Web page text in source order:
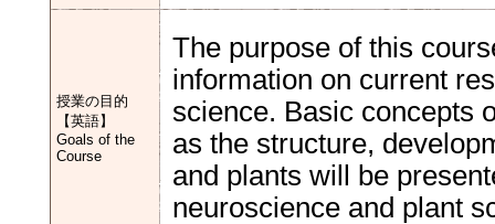
授業の目的
【英語】
Goals of the
Course
The purpose of this
information on current
science. Basic concepts
as the structure,
and plants will be
neuroscience and plant